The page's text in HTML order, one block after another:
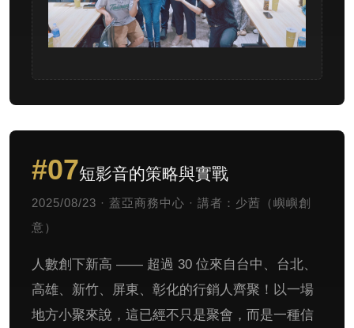
#07短影音的策略與實戰
2025/08/23 · 蓋亞商務中心 · 講者：少茜（嶼嶼創
意）
人數創下新高 —— 超過 30 位來自台中、台北、
高雄、新竹、屏東、彰化的行銷人齊聚！以一場
地方小聚來說，這已經不只是聚會，而是一種信